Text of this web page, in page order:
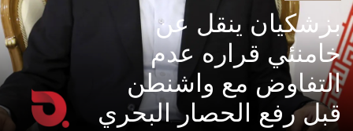
بزشكيان ينقل عن
خامنئي قراره عدم
التفاوض مع واشنطن
قبل رفع الحصار البحري